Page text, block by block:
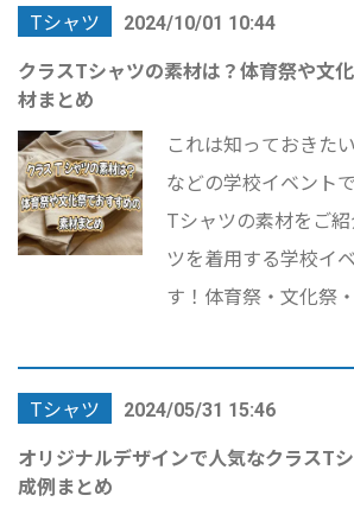
ゃれなクラスTシャツ
予算内で抑える方法
祭で注目を浴びるこ
イン例もご紹介しま
してください！
Tシャツ 2024/10/01 10:44
クラスTシャツの素材は？体育祭や文
材まとめ
これは知っておきた
などの学校イベント
Tシャツの素材をご
ツを着用する学校イ
す！体育祭・文化祭
数回クラスTシャツ
いらっしゃいます！
れの学校イベント毎
Tシャツ 2024/05/31 15:46
オリジナルデザインで人気なクラスT
成例まとめ